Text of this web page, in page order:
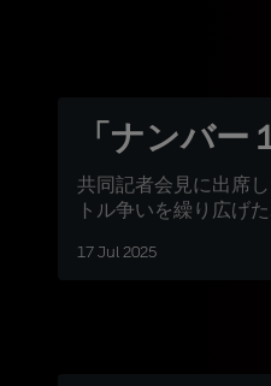
「ナンバー
共同記者会見に出席
トル争いを繰り広げ
17 Jul 2025